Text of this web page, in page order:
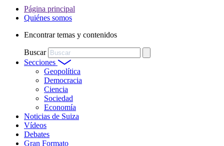
Página principal
Quiénes somos
Encontrar temas y contenidos
Buscar
Secciones
Geopolítica
Democracia
Ciencia
Sociedad
Economía
Noticias de Suiza
Vídeos
Debates
Gran Formato